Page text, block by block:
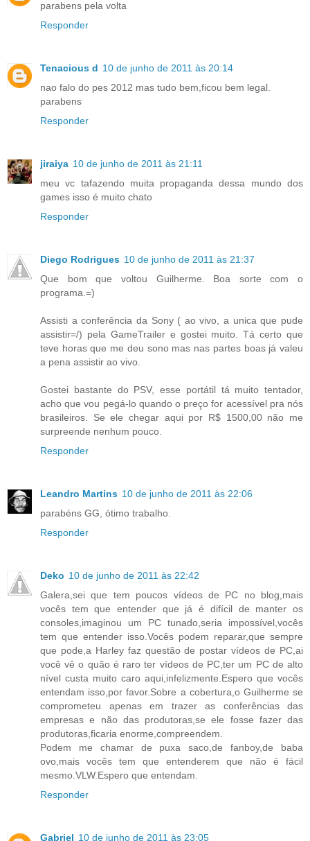
parabens pela volta
Responder
Tenacious d 10 de junho de 2011 às 20:14
nao falo do pes 2012 mas tudo bem,ficou bem legal.
parabens
Responder
jiraiya 10 de junho de 2011 às 21:11
meu vc tafazendo muita propaganda dessa mundo dos
games isso é muito chato
Responder
Diego Rodrigues 10 de junho de 2011 às 21:37
Que bom que voltou Guilherme. Boa sorte com o
programa.=)
Assisti a conferência da Sony ( ao vivo, a unica que pude
assistir=/) pela GameTrailer e gostei muito. Tá certo que
teve horas que me deu sono mas nas partes boas já valeu
a pena assistir ao vivo.
Gostei bastante do PSV, esse portátil tá muito tentador,
acho que vou pegá-lo quando o preço for acessível pra nós
brasileiros. Se ele chegar aqui por R$ 1500,00 não me
surpreende nenhum pouco.
Responder
Leandro Martins 10 de junho de 2011 às 22:06
parabéns GG, ótimo trabalho.
Responder
Deko 10 de junho de 2011 às 22:42
Galera,sei que tem poucos vídeos de PC no blog,mais
vocês tem que entender que já é difícil de manter os
consoles,imaginou um PC tunado,seria impossível,vocês
tem que entender isso.Vocês podem reparar,que sempre
que pode,a Harley faz questão de postar vídeos de PC,ai
você vê o quão é raro ter vídeos de PC,ter um PC de alto
nível custa muito caro aqui,infelizmente.Espero que vocês
entendam isso,por favor.Sobre a cobertura,o Guilherme se
comprometeu apenas em trazer as conferências das
empresas e não das produtoras,se ele fosse fazer das
produtoras,ficaria enorme,compreendem.
Podem me chamar de puxa saco,de fanboy,de baba
ovo,mais vocês tem que entenderem que não é fácil
mesmo.VLW.Espero que entendam.
Responder
Gabriel 10 de junho de 2011 às 23:05